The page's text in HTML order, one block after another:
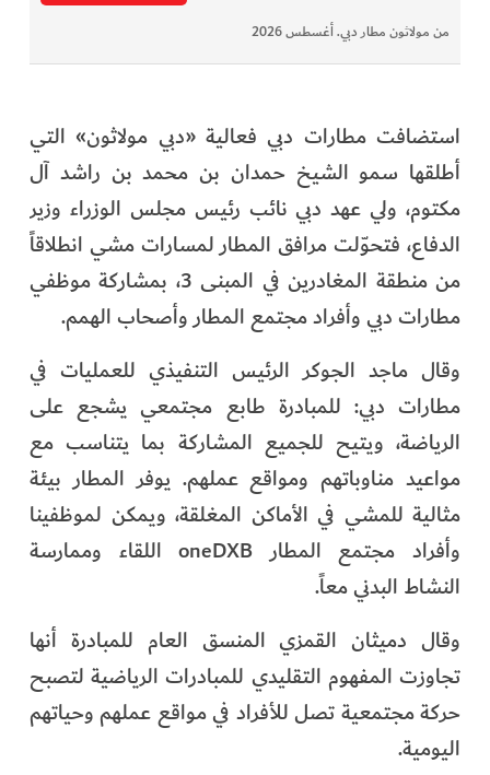
من مولاثون مطار دبي. أغسطس 2026
استضافت مطارات دبي فعالية «دبي مولاثون» التي
أطلقها سمو الشيخ حمدان بن محمد بن راشد آل
مكتوم، ولي عهد دبي نائب رئيس مجلس الوزراء وزير
الدفاع، فتحوّلت مرافق المطار لمسارات مشي انطلاقاً
من منطقة المغادرين في المبنى 3، بمشاركة موظفي
مطارات دبي وأفراد مجتمع المطار وأصحاب الهمم.
وقال ماجد الجوكر الرئيس التنفيذي للعمليات في
مطارات دبي: للمبادرة طابع مجتمعي يشجع على
الرياضة، ويتيح للجميع المشاركة بما يتناسب مع
مواعيد مناوباتهم ومواقع عملهم. يوفر المطار بيئة
مثالية للمشي في الأماكن المغلقة، ويمكن لموظفينا
وأفراد مجتمع المطار oneDXB اللقاء وممارسة
النشاط البدني معاً.
وقال دميثان القمزي المنسق العام للمبادرة أنها
تجاوزت المفهوم التقليدي للمبادرات الرياضية لتصبح
حركة مجتمعية تصل للأفراد في مواقع عملهم وحياتهم
اليومية.